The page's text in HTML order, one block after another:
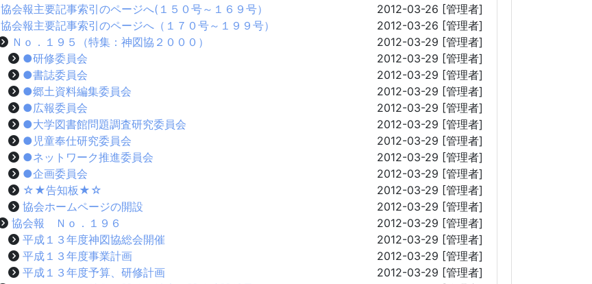
協会報主要記事索引のページへ(１５０号～１６９号）
2012-03-26 [管理者]
協会報主要記事索引のページへ（１７０号～１９９号）
2012-03-26 [管理者]
Ｎｏ．１９５（特集：神図協２０００）
2012-03-29 [管理者]
●研修委員会
2012-03-29 [管理者]
●書誌委員会
2012-03-29 [管理者]
●郷土資料編集委員会
2012-03-29 [管理者]
●広報委員会
2012-03-29 [管理者]
●大学図書館問題調査研究委員会
2012-03-29 [管理者]
●児童奉仕研究委員会
2012-03-29 [管理者]
●ネットワーク推進委員会
2012-03-29 [管理者]
●企画委員会
2012-03-29 [管理者]
☆★告知板★☆
2012-03-29 [管理者]
協会ホームページの開設
2012-03-29 [管理者]
協会報 Ｎｏ．１９６
2012-03-29 [管理者]
平成１３年度神図協総会開催
2012-03-29 [管理者]
平成１３年度事業計画
2012-03-29 [管理者]
平成１３年度予算、研修計画
2012-03-29 [管理者]